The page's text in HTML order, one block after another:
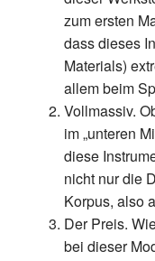
zum ersten
dass dieses
Materials)
allem beim
Vollmassiv.
im „unteren
diese
nicht nur die
Korpus, also
Der Preis.
bei dieser